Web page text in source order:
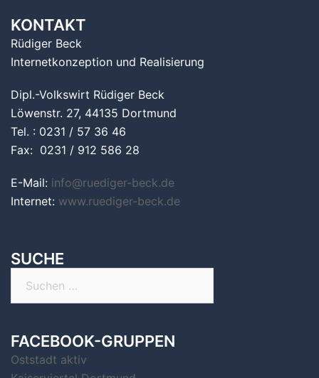
KONTAKT
Rüdiger Beck
Internetkonzeption und Realisierung
Dipl.-Volkswirt Rüdiger Beck
Löwenstr. 27, 44135 Dortmund
Tel. : 0231 / 57 36 46
Fax: 0231 / 912 586 28
E-Mail: info@ruediger-beck.de
Internet: www.ruediger-beck.de
SUCHE
FACEBOOK-GRUPPEN
Oststadt aktiv